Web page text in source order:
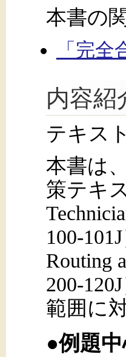
本書の
「完
内容紹
テキス
本書は
策テキ
100-
Routing
200-
範囲に
●例題